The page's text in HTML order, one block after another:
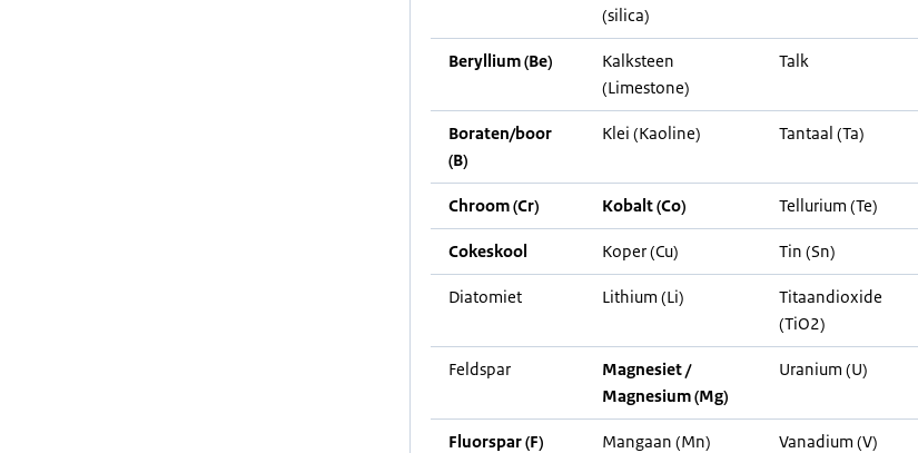
(silica)
Beryllium (Be)
Kalksteen
(Limestone)
Talk
Boraten/boor
(B)
Klei (Kaoline) Tantaal (Ta)
Chroom (Cr) Kobalt (Co) Tellurium (Te)
Cokeskool Koper (Cu) Tin (Sn)
Diatomiet Lithium (Li)
Titaandioxide
(TiO2)
Feldspar
Magnesiet /
Magnesium (Mg)
Uranium (U)
Fluorspar (F) Mangaan (Mn) Vanadium (V)